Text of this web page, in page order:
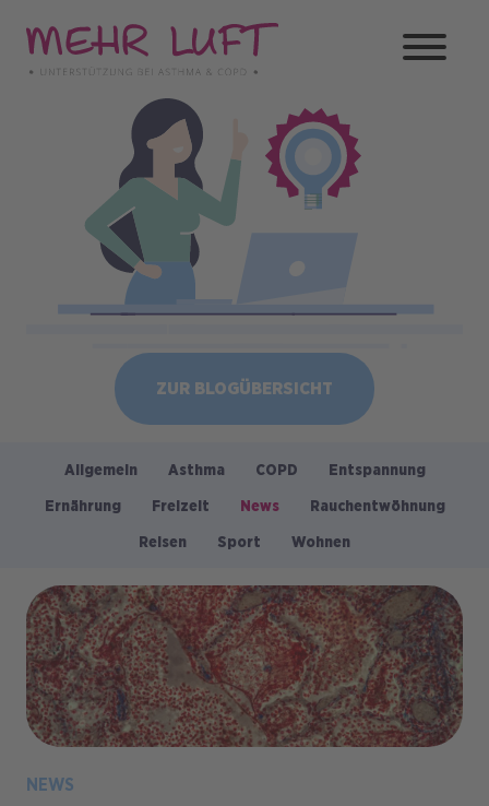
zum
Inhalt
ZUR BLOGÜBERSICHT
Kategorien
Allgemein Asthma COPD Entspannung
Ernährung Freizeit News Rauchentwöhnung
Reisen Sport Wohnen
Bild
NEWS